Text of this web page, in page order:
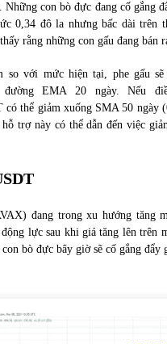
Những con bò đực đang cố gắng
0,34 đô la nhưng bấc dài trên
rằng những con gấu đang bán
so với mức hiện tại, phe gấu
đường EMA 20 ngày. Nếu
có thể giảm xuống SMA 50 ngày
trợ này có thể dẫn đến việc
đang trong xu hướng tăng
lực sau khi giá tăng lên trên
bò đực bây giờ sẽ cố gắng đẩy